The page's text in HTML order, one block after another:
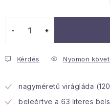
A személyes adatok
Hogyan kell panaszkodni /
Kereskedelem feltételes
Kérdés Nyomon
nagyméretű virágláda
beleértve a 63 literes